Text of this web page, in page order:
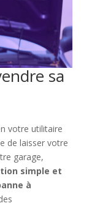
sa
votre utilitaire
de laisser votre
garage,
simple et
à